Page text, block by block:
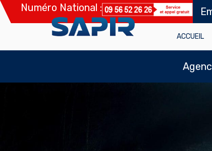
Numéro National :
ACCUEIL